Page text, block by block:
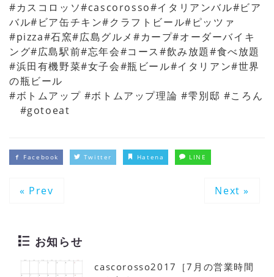
#カスコロッソ#cascorosso#イタリアンバル#ビア
バル#ビア缶チキン#クラフトビール#ピッツァ
#pizza#石窯#広島グルメ#カープ#オーダーバイキ
ング#広島駅前#忘年会#コース#飲み放題#食べ放題
#浜田有機野菜#女子会#瓶ビール#イタリアン#世界
の瓶ビール
#ボトムアップ #ボトムアップ理論 #雫別邸 #ころん
#gotoeat
Facebook Twitter Hatena LINE
« Prev Next »
お知らせ
cascorosso2017［7月の営業時間